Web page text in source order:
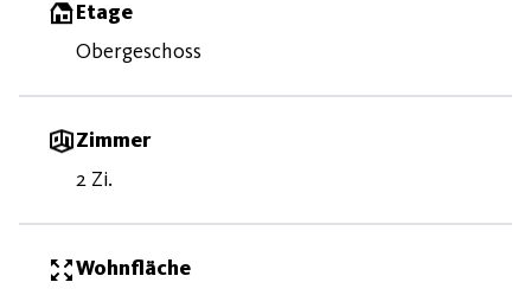
Etage
Obergeschoss
Zimmer
2 Zi.
Wohnfläche